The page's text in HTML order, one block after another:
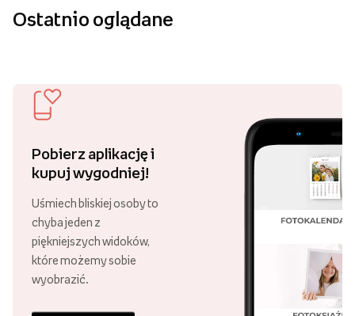
Ostatnio oglądane
Pobierz aplikację i
kupuj wygodniej!
Uśmiech bliskiej osoby to
chyba jeden z
piękniejszych widoków,
które możemy sobie
wyobrazić.